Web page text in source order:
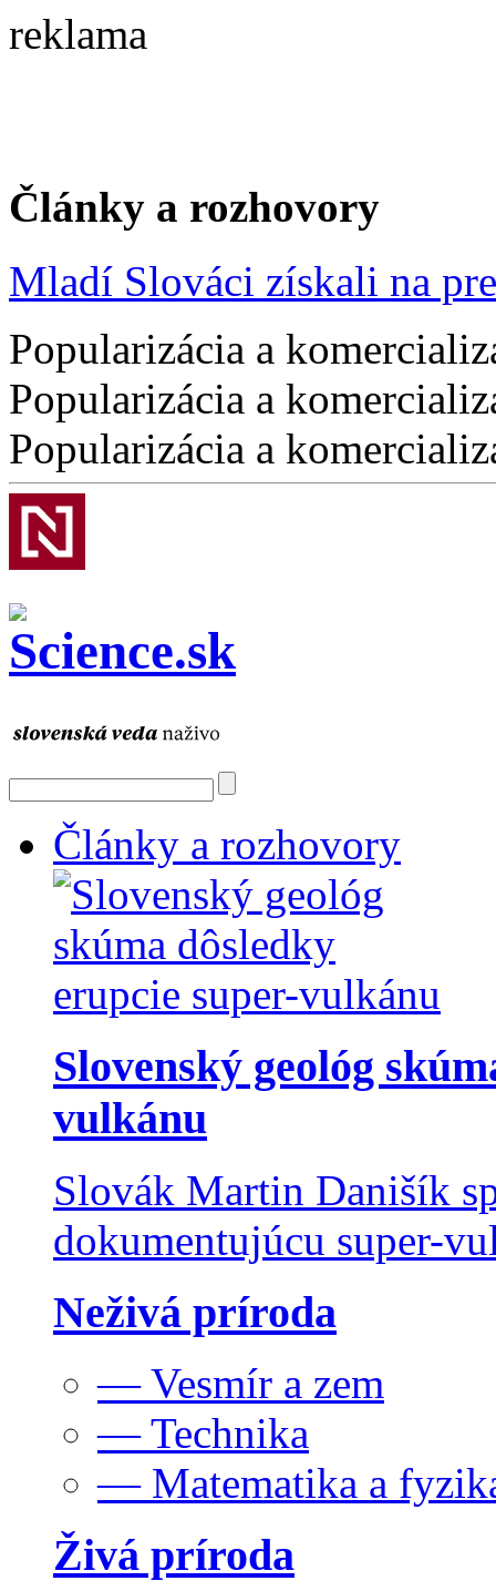
reklama
Články a rozhovory
Mladí Slováci získali na
Popularizácia a
Popularizácia a
Popularizácia a
Články a rozhovory
Slovenský geológ
vulkánu
Slovák Martin Danišík
dokumentujúcu super-
Neživá príroda
— Vesmír a zem
— Technika
— Matematika a
Živá príroda